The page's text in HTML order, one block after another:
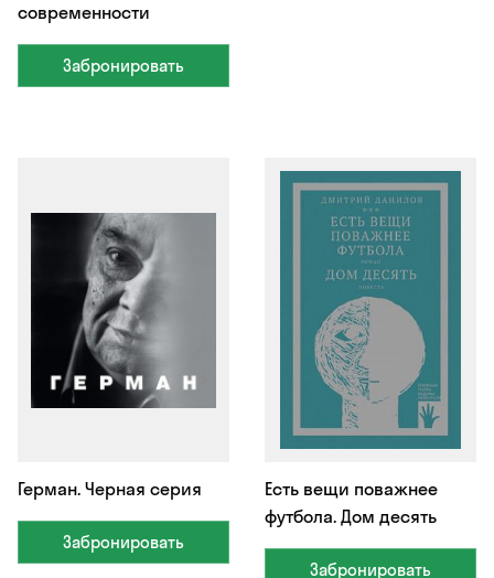
современности
Забронировать
Герман. Черная серия
Забронировать
Есть вещи поважнее
футбола. Дом десять
Забронировать